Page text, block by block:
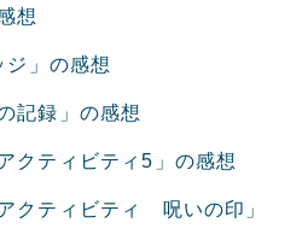
想
」の感想
記録」の感想
クティビティ5」の感想
クティビティ 呪いの印」